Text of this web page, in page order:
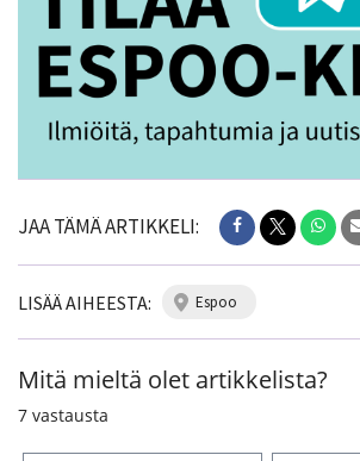
JAA TÄMÄ ARTIKKELI:
LISÄÄ AIHEESTA: espoo
Mitä mieltä olet artikkelista?
7 vastausta